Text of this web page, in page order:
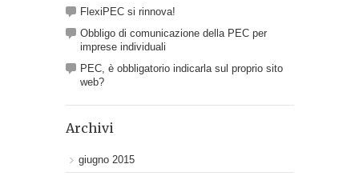
FlexiPEC si rinnova!
Obbligo di comunicazione della PEC per
imprese individuali
PEC, è obbligatorio indicarla sul proprio sito
web?
Archivi
giugno 2015